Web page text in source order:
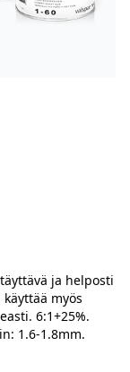
ja helposti
myös
6:1+25%.
1.6-1.8mm.